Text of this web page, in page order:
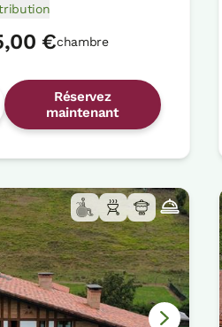
€chambre
Réservez
maintenant